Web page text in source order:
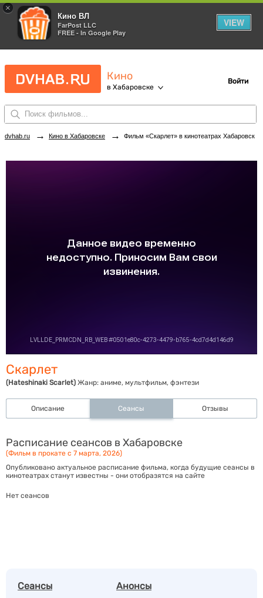
×
Кино ВЛ
FarPost LLC
FREE - In Google Play
VIEW
Кино
в Хабаровске
Войти
dvhab.ru → Кино в Хабаровске → Фильм «Скарлет» в кинотеатрах Хабаровска. Купить билеты!
Скарлет
(Hateshinaki Scarlet) Жанр: аниме, мультфильм, фэнтези
Описание Сеансы Отзывы
Расписание сеансов в Хабаровске
(Фильм в прокате с 7 марта, 2026)
Опубликовано актуальное расписание фильма, когда будущие сеансы в
кинотеатрах станут известны - они отобразятся на сайте
Нет сеансов
Сеансы Анонсы